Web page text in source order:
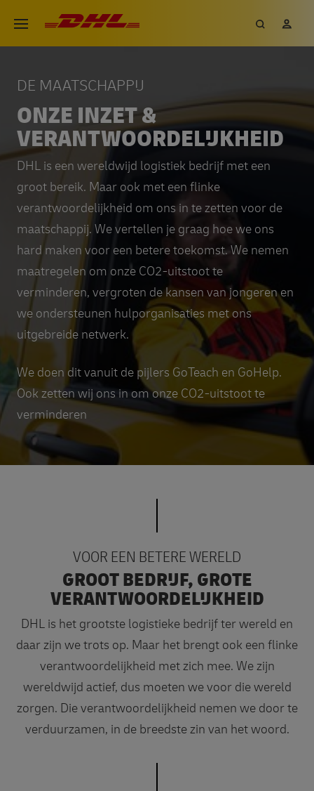
gaan
Open menu
DHL eCommerce, ga naar de
Zoeken
ONZE INZET &
VERANTWOORDELIJKHEID
DE MAATSCHAPPIJ
DHL is een wereldwijd logistiek bedrijf met een
groot bereik. Maar ook met een flinke
verantwoordelijkheid om ons in te zetten voor de
maatschappij. We vertellen je graag hoe we ons
hard maken voor een betere toekomst. We nemen
maatregelen om onze CO2-uitstoot te
verminderen, vergroten de kansen van jongeren en
we ondersteunen hulporganisaties met ons
uitgebreide netwerk.
We doen dit vanuit de pijlers GoTeach en GoHelp.
Ook zetten wij ons in om onze CO2-uitstoot te
verminderen
VOOR EEN BETERE WERELD
GROOT BEDRIJF, GROTE
VERANTWOORDELIJKHEID
DHL is het grootste logistieke bedrijf ter wereld en
daar zijn we trots op. Maar het brengt ook een flinke
verantwoordelijkheid met zich mee. We zijn
wereldwijd actief, dus moeten we voor die wereld
zorgen. Die verantwoordelijkheid nemen we door te
verduurzamen, in de breedste zin van het woord.